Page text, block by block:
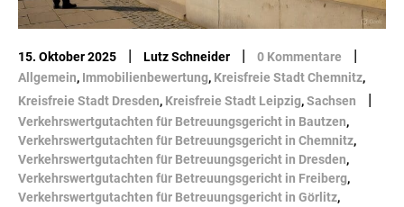
15. Oktober 2025 | Lutz Schneider | 0 Kommentare |
Allgemein, Immobilienbewertung, Kreisfreie Stadt Chemnitz,
Kreisfreie Stadt Dresden, Kreisfreie Stadt Leipzig,Sachsen |
Verkehrswertgutachten für Betreuungsgericht in Bautzen,
Verkehrswertgutachten für Betreuungsgericht in Chemnitz,
Verkehrswertgutachten für Betreuungsgericht in Dresden,
Verkehrswertgutachten für Betreuungsgericht in Freiberg,
Verkehrswertgutachten für Betreuungsgericht in Görlitz,